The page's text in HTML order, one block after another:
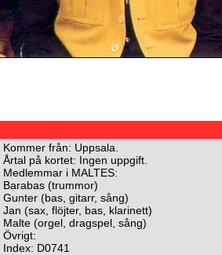
Kommer från: Uppsala.
Årtal på kortet: Ingen uppgift.
Medlemmar i MALTES:
Barabas (trummor)
Gunter (bas, gitarr, sång)
Jan (sax, flöjter, bas, klarinett)
Malte (orgel, dragspel, sång)
Övrigt:
Index: D0741